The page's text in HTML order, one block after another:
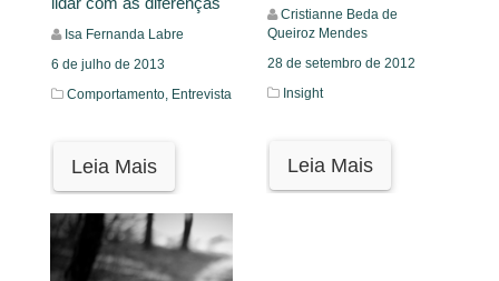
Isa Fernanda Labre
6 de julho de 2013
Comportamento, Entrevista
Leia Mais
Cristianne Beda de
Queiroz Mendes
28 de setembro de 2012
Insight
Leia Mais